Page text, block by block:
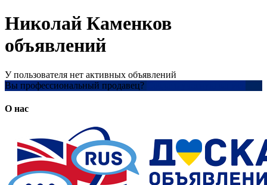
Николай Каменков
объявлений
У пользователя нет активных объявлений
Вы профессиональный продавец?
О нас